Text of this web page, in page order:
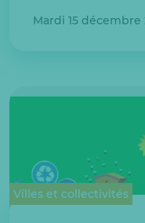
Mardi 15 décembre
Villes et collectivités